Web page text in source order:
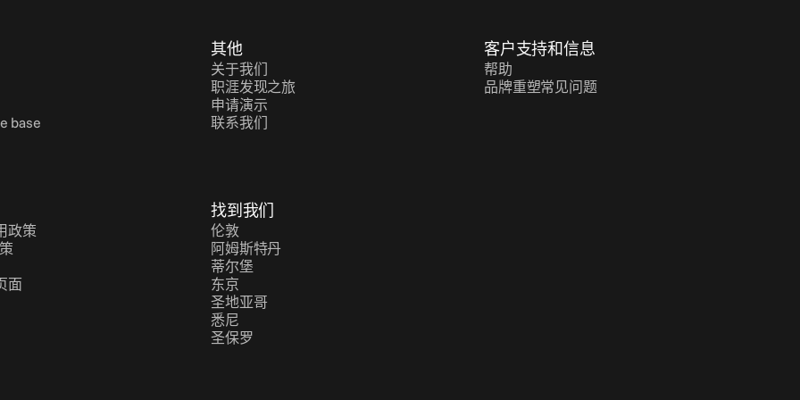
base
其他
关于我们
职涯发现之旅
申请演示
联系我们
客户支持和信息
帮助
品牌重塑常见问题
政策
面
找到我们
伦敦
阿姆斯特丹
蒂尔堡
东京
圣地亚哥
悉尼
圣保罗